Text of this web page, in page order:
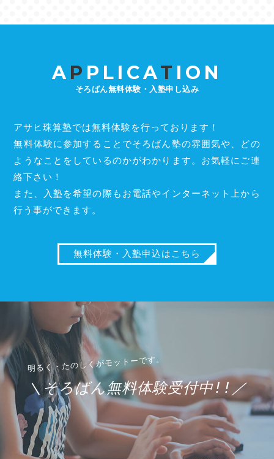
A P PLICAT ION
そろばん無料体験・入塾申し込み
アサヒ珠算塾では無料体験を行っております！
無料体験に参加することでそろばん塾の雰囲気や、どの
ようなことをしているのかがわかります。お気軽にご連
絡下さい！
また、入塾を希望の際もお電話やインターネット上から
行う事ができます。
無料体験・入塾申込はこちら
＼そろばん無料体験受付中!!／